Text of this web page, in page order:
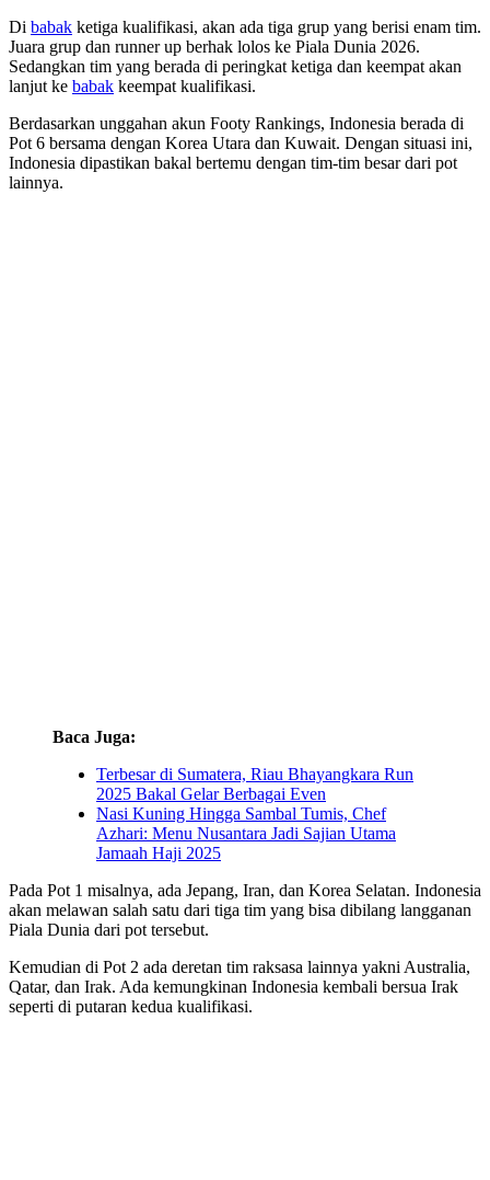
Di babak ketiga kualifikasi, akan ada tiga grup yang berisi enam tim.
Juara grup dan runner up berhak lolos ke Piala Dunia 2026.
Sedangkan tim yang berada di peringkat ketiga dan keempat akan
lanjut ke babak keempat kualifikasi.
Berdasarkan unggahan akun Footy Rankings, Indonesia berada di
Pot 6 bersama dengan Korea Utara dan Kuwait. Dengan situasi ini,
Indonesia dipastikan bakal bertemu dengan tim-tim besar dari pot
lainnya.
Baca Juga:
Terbesar di Sumatera, Riau Bhayangkara Run
2025 Bakal Gelar Berbagai Even
Nasi Kuning Hingga Sambal Tumis, Chef
Azhari: Menu Nusantara Jadi Sajian Utama
Jamaah Haji 2025
Pada Pot 1 misalnya, ada Jepang, Iran, dan Korea Selatan. Indonesia
akan melawan salah satu dari tiga tim yang bisa dibilang langganan
Piala Dunia dari pot tersebut.
Kemudian di Pot 2 ada deretan tim raksasa lainnya yakni Australia,
Qatar, dan Irak. Ada kemungkinan Indonesia kembali bersua Irak
seperti di putaran kedua kualifikasi.